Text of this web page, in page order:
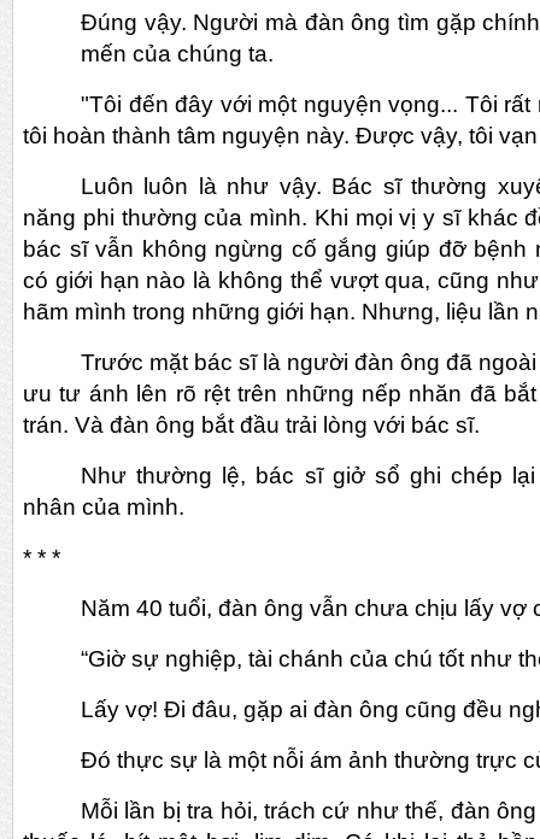
Đúng vậy. Người mà đàn ông tìm gặp
mến của chúng ta.
"Tôi đến đây với một nguyện vọng... Tôi
tôi hoàn thành tâm nguyện này. Được vậy, tôi
Luôn luôn là như vậy. Bác sĩ thường
năng phi thường của mình. Khi mọi vị y sĩ khác
bác sĩ vẫn không ngừng cố gắng giúp đỡ bệnh
có giới hạn nào là không thể vượt qua, cũng
hãm mình trong những giới hạn. Nhưng, liệu lần
Trước mặt bác sĩ là người đàn ông đã
ưu tư ánh lên rõ rệt trên những nếp nhăn đã
trán. Và đàn ông bắt đầu trải lòng với bác sĩ.
Như thường lệ, bác sĩ giở sổ ghi chép
nhân của mình.
* * *
Năm 40 tuổi, đàn ông vẫn chưa chịu lấy vợ
“Giờ sự nghiệp, tài chánh của chú tốt như
Lấy vợ! Đi đâu, gặp ai đàn ông cũng đều
Đó thực sự là một nỗi ám ảnh thường trực
Mỗi lần bị tra hỏi, trách cứ như thế, đàn